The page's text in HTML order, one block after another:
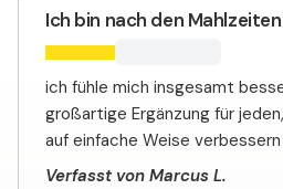
Ich bin nach den
ich fühle mich insgesamt
großartige Ergänzung für
auf einfache Weise
Verfasst von Marcus L.